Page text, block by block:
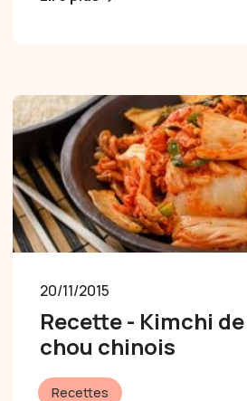
20/11/2015
Recette - Kimchi de
chou chinois
Recettes